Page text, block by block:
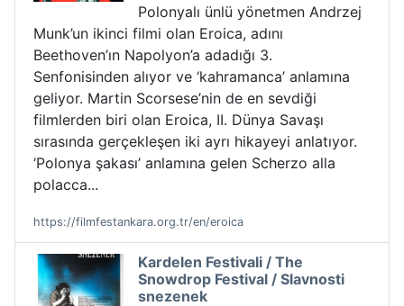
Polonyalı ünlü yönetmen Andrzej
Munk’un ikinci filmi olan Eroica, adını
Beethoven’ın Napolyon’a adadığı 3.
Senfonisinden alıyor ve ‘kahramanca’ anlamına
geliyor. Martin Scorsese’nin de en sevdiği
filmlerden biri olan Eroica, II. Dünya Savaşı
sırasında gerçekleşen iki ayrı hikayeyi anlatıyor.
‘Polonya şakası’ anlamına gelen Scherzo alla
polacca...
https://filmfestankara.org.tr/en/eroica
Kardelen Festivali / The
Snowdrop Festival / Slavnosti
snezenek